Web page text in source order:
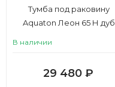
Тумба под раковину
Aquaton Леон 65 Н дуб
В наличии
29 480 ₽